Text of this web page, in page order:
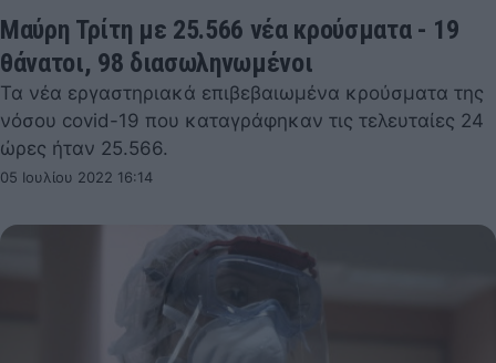
Μαύρη Τρίτη με 25.566 νέα κρούσματα - 19
θάνατοι, 98 διασωληνωμένοι
Τα νέα εργαστηριακά επιβεβαιωμένα κρούσματα της
νόσου covid-19 που καταγράφηκαν τις τελευταίες 24
ώρες ήταν 25.566.
05 Ιουλίου 2022 16:14